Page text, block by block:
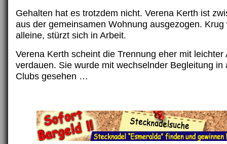
Gehalten hat es trotzdem nicht. Verena Kerth ist
aus der gemeinsamen Wohnung ausgezogen. Krug
alleine, stürzt sich in Arbeit.
Verena Kerth scheint die Trennung eher mit leichter
verdauen. Sie wurde mit wechselnder Begleitung in
Clubs gesehen …